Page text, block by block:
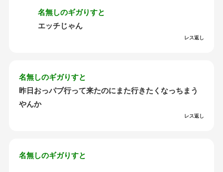
名無しのギガりすと
エッチじゃん
レス返し
名無しのギガりすと
昨日おっパブ行って来たのにまた行きたくなっちまう
やんか
レス返し
名無しのギガりすと